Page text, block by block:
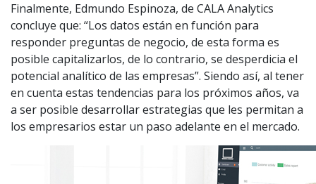
Finalmente, Edmundo Espinoza, de CALA Analytics
concluye que: “Los datos están en función para
responder preguntas de negocio, de esta forma es
posible capitalizarlos, de lo contrario, se desperdicia el
potencial analítico de las empresas”. Siendo así, al tener
en cuenta estas tendencias para los próximos años, va
a ser posible desarrollar estrategias que les permitan a
los empresarios estar un paso adelante en el mercado.